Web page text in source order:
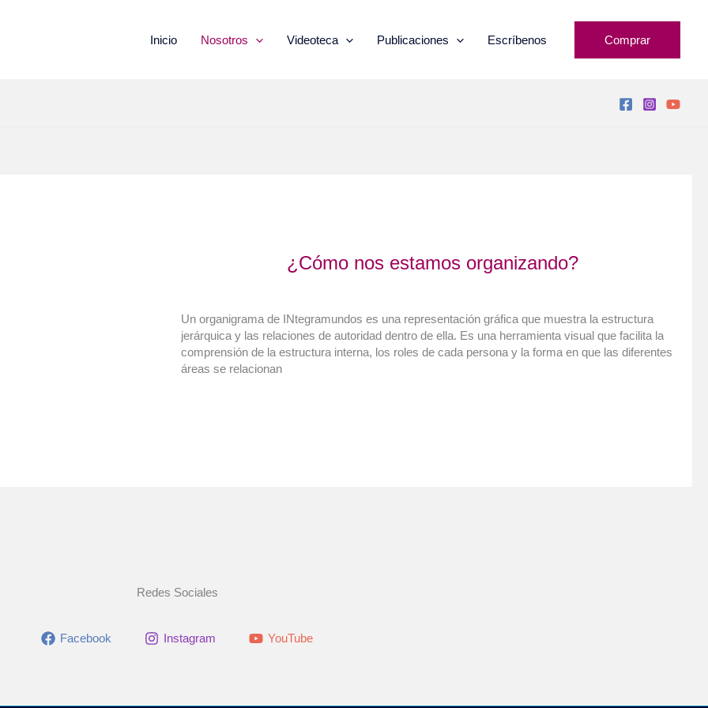
Inicio Nosotros Videoteca Publicaciones Escríbenos Comprar
¿Cómo nos estamos organizando?
Un organigrama de INtegramundos es una representación gráfica que muestra la estructura
jerárquica y las relaciones de autoridad dentro de ella. Es una herramienta visual que facilita la
comprensión de la estructura interna, los roles de cada persona y la forma en que las diferentes
áreas se relacionan
Redes Sociales
Facebook Instagram YouTube